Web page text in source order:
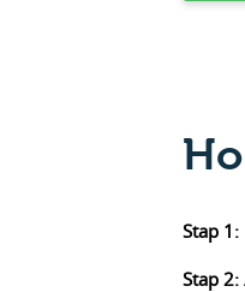
Stap 1:
Stap 2: